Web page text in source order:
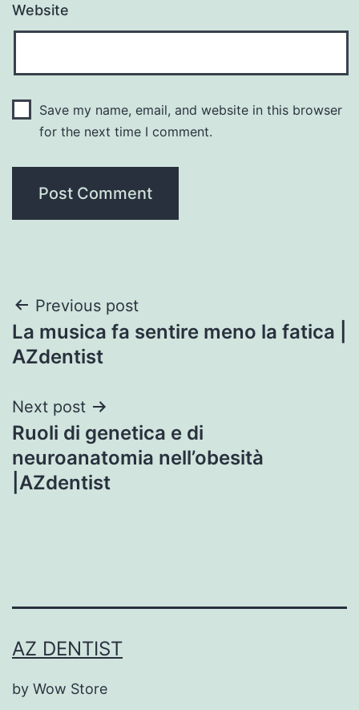
Website
Save my name, email, and website in this browser
for the next time I comment.
Post
navigation
Previous post
La musica fa sentire meno la fatica |
AZdentist
Next post
Ruoli di genetica e di
neuroanatomia nell’obesità
|AZdentist
AZ DENTIST
by Wow Store